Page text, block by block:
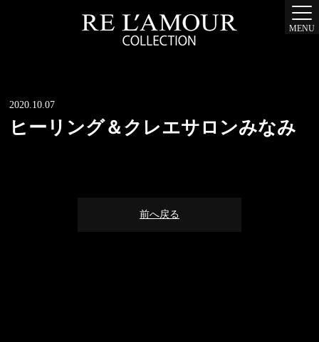
MENU
2020.10.07
ヒーリング＆クレエサロンみなみ
前へ戻る